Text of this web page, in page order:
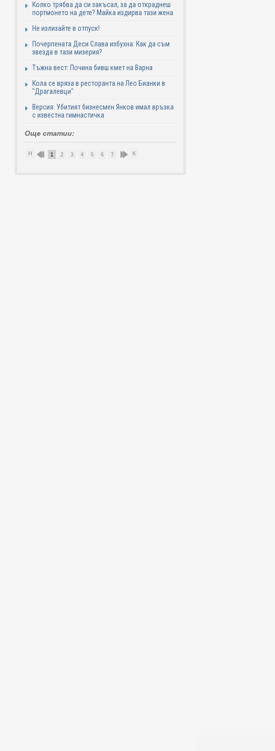
Колко трябва да си закъсал, за да откраднеш
портмонето на дете? Майка издирва тази жена
Не излизайте в отпуск!
Почерпената Деси Слава избухна: Как да съм
звезда в тази мизерия?
Тъжна вест: Почина бивш кмет на Варна
Кола се вряза в ресторанта на Лео Бианки в
"Драгалевци"
Версия: Убитият бизнесмен Янков имал връзка
с известна гимнастичка
Още статии:
Н 1 2 3 4 5 6 7 8 9К